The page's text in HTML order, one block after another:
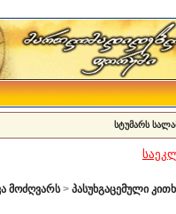
სტუმარს
მოძღვარს> პასუხგაცემული